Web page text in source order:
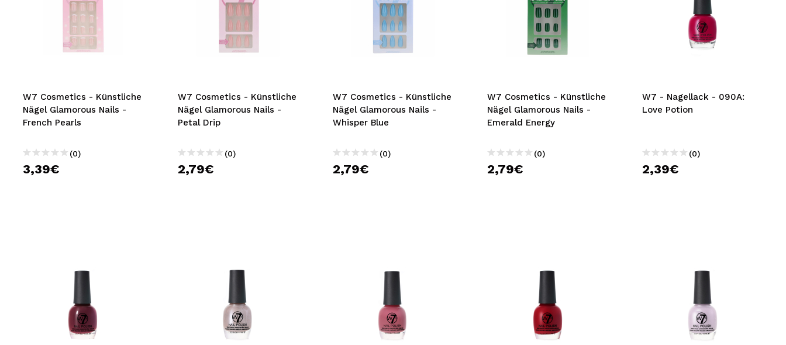
W7 Cosmetics - Künstliche
Nägel Glamorous Nails -
French Pearls
(0)
3,39€
W7 Cosmetics - Künstliche
Nägel Glamorous Nails -
Petal Drip
(0)
2,79€
W7 Cosmetics - Künstliche
Nägel Glamorous Nails -
Whisper Blue
(0)
2,79€
W7 Cosmetics - Künstliche
Nägel Glamorous Nails -
Emerald Energy
(0)
2,79€
W7 - Nagellack - 090A:
Love Potion
(0)
2,39€